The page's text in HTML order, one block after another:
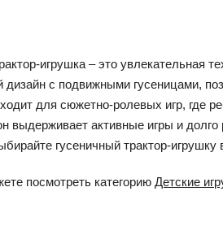
детей
игрушка – это увлекательная
дизайн с подвижными гусеницами,
для сюжетно-ролевых игр, где
выдерживает активные игры и
гусеничный трактор-
посмотреть категорию Детские